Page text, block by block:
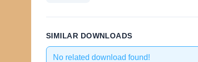
SIMILAR DOWNLOADS
No related download found!